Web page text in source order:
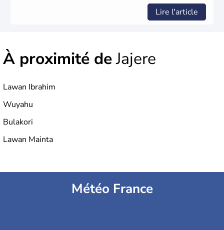
Lire l'article
À proximité deJajere
Lawan Ibrahim
Wuyahu
Bulakori
Lawan Mainta
Météo France